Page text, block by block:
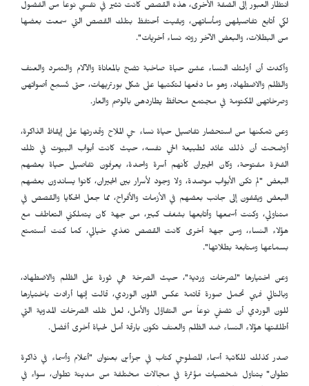
انتظار العبور إلى الضفة الأخرى‫، هذه القصص كانت تثير في نفسي نوعاً من الفضول
لكي أتابع تفاصيلهن ومأساتهن، وبقيت أحتفظ بتلك القصص التي سمعت بعضها
من البطلات، والبعض الآخر روته نساء أخريات".
وأكدت أن أولئك النساء عشنّ حياة صاخبة تضج بالمعاناة والآلام والتمرد والعنف
والظلم والاضطهاد، وهو ما دفعها لتكتبها على شكل بورتريهات، حتى تُسمِع أصواتهن
وصرخاتهن المكتومة في مجتمع محافظ يطاردهن بالوصم والعار‫.
وعن تمكنها من استحضار تفاصيل حياة نساء حي الملاح وقدرتها على إيقاظ الذاكرة،
أوضحت أن ذلك عائد لطبيعة الحي نفسه، حيث كانت أبواب البيوت في تلك
الفترة مفتوحة، وكان الجيران كأنهم أسرة واحدة، يعرفون تفاصيل حياة بعضهم
البعض "لم تكن الأبواب موصدة، ولا وجود لأسرار بين الجيران، كانوا يساندون بعضهم
البعض ويقفون إلى جانب بعضهم في الأزمات والأفراح‫، مما جعل الحكايا والقصص في
متناولي، وكنت أسمعها وأتابعها بشغف كبير، من جهة كان يتملكني التعاطف مع
هؤلاء النساء، ومن جهة أخرى كانت القصص تغذي خيالي، كما كنت أستمتع
بسماعها ومتابعة بطلاتها".
وعن اختيارها ‫"لصرخات وردية‫"، حيث الصرخة هي ثورة على الظلم والاضطهاد،
وبالتالي فهي تحمل صورة قاتمة عكس اللون الوردي، قالت إنها أرادت باختيارها
للون الوردي أن تضفي نوعاً من التفاؤل والأمل، لعل تلك الصرخات المدوية التي
أطلقتها هؤلاء النساء ضد الظلم والعنف تكون بارقة أمل لحياة أخرى أفضل‫.
صدر كذلك للكاتبة أسماء المصلوحي كتاب في جزأين بعنوان ‫"أعلام وأسماء في ذاكرة
تطوان‫" يتناول شخصيات مؤثرة في مجالات مختلفة من مدينة تطوان، سواء في